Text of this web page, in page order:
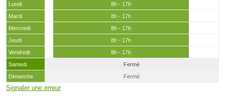
Lundi
8h - 17h
Mardi
8h - 17h
Mercredi
8h - 17h
Jeudi
8h - 17h
Vendredi
8h - 17h
Samedi
Fermé
Dimanche
Fermé
Signaler une erreur